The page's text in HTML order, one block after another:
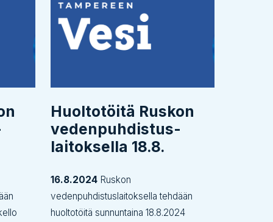
Huoltotöitä Ruskon
vedenpuhdistus­
laitoksella 18.8.
16.8.2024 Ruskon
vedenpuhdistuslaitoksella tehdään
huoltotöitä sunnuntaina 18.8.2024